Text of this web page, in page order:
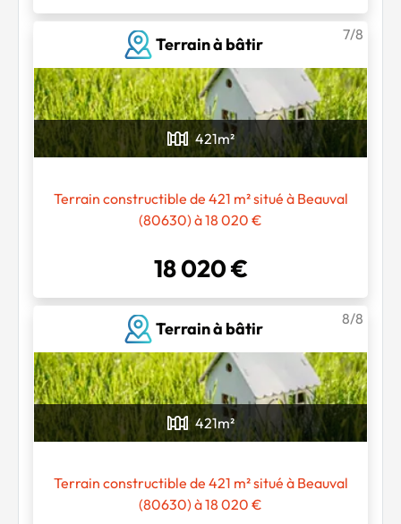
Terrain à bâtir
7/8
421m²
Terrain constructible de 421 m² situé à Beauval
(80630) à 18 020 €
18 020 €
Terrain à bâtir
8/8
421m²
Terrain constructible de 421 m² situé à Beauval
(80630) à 18 020 €